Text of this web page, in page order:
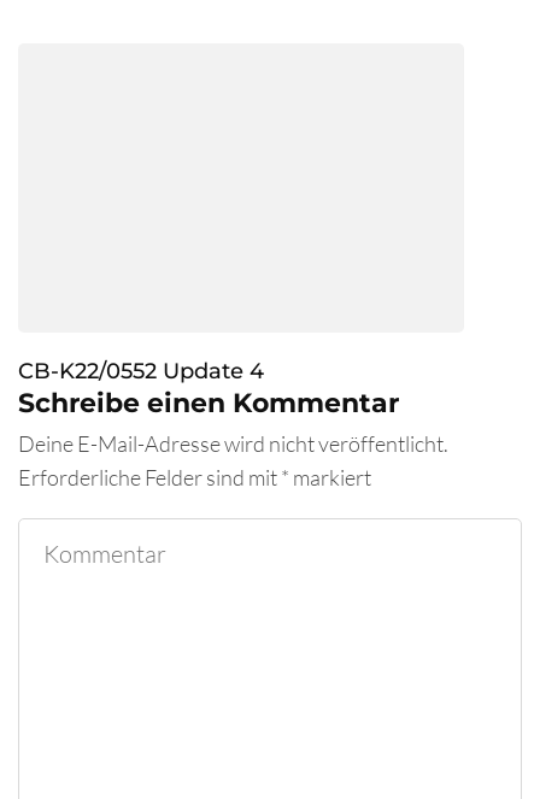
CB-K22/0552 Update 4
Schreibe einen Kommentar
Deine E-Mail-Adresse wird nicht veröffentlicht.
Erforderliche Felder sind mit* markiert